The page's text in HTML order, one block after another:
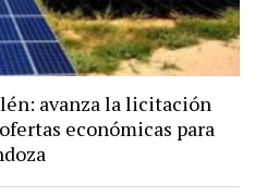
avanza la licitación
económicas para